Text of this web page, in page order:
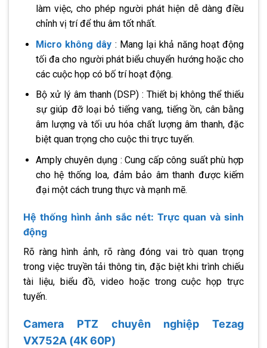
làm việc, cho phép người phát hiện dễ dàng điều
chỉnh vị trí để thu âm tốt nhất.
Micro không dây : Mang lại khả năng hoạt động
tối đa cho người phát biểu chuyển hướng hoặc cho
các cuộc họp có bố trí hoạt động.
Bộ xử lý âm thanh (DSP) : Thiết bị không thể thiếu
sự giúp đỡ loại bỏ tiếng vang, tiếng ồn, cân bằng
âm lượng và tối ưu hóa chất lượng âm thanh, đặc
biệt quan trọng cho cuộc thi trực tuyến.
Amply chuyên dụng : Cung cấp công suất phù hợp
cho hệ thống loa, đảm bảo âm thanh được kiếm
đại một cách trung thực và mạnh mẽ.
Hệ thống hình ảnh sắc nét: Trực quan và sinh
động
Rõ ràng hình ảnh, rõ ràng đóng vai trò quan trọng
trong việc truyền tải thông tin, đặc biệt khi trình chiếu
tài liệu, biểu đồ, video hoặc trong cuộc họp trực
tuyến.
Camera PTZ chuyên nghiệp Tezag
VX752A (4K 60P)